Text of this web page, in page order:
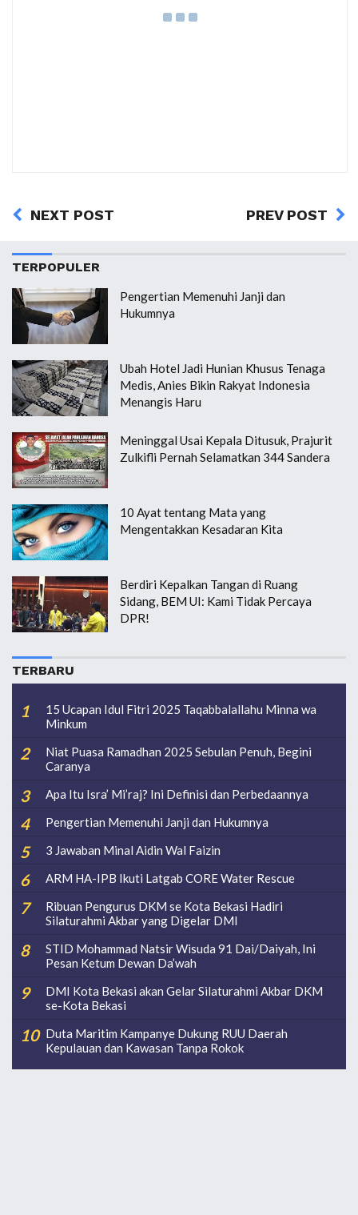
NEXT POST PREV POST
TERPOPULER
Pengertian Memenuhi Janji dan
Hukumnya
Ubah Hotel Jadi Hunian Khusus Tenaga
Medis, Anies Bikin Rakyat Indonesia
Menangis Haru
Meninggal Usai Kepala Ditusuk, Prajurit
Zulkifli Pernah Selamatkan 344 Sandera
10 Ayat tentang Mata yang
Mengentakkan Kesadaran Kita
Berdiri Kepalkan Tangan di Ruang
Sidang, BEM UI: Kami Tidak Percaya
DPR!
TERBARU
15 Ucapan Idul Fitri 2025 Taqabbalallahu Minna wa
Minkum
Niat Puasa Ramadhan 2025 Sebulan Penuh, Begini
Caranya
Apa Itu Isra’ Mi’raj? Ini Definisi dan Perbedaannya
Pengertian Memenuhi Janji dan Hukumnya
3 Jawaban Minal Aidin Wal Faizin
ARM HA-IPB Ikuti Latgab CORE Water Rescue
Ribuan Pengurus DKM se Kota Bekasi Hadiri
Silaturahmi Akbar yang Digelar DMI
STID Mohammad Natsir Wisuda 91 Dai/Daiyah, Ini
Pesan Ketum Dewan Da’wah
DMI Kota Bekasi akan Gelar Silaturahmi Akbar DKM
se-Kota Bekasi
Duta Maritim Kampanye Dukung RUU Daerah
Kepulauan dan Kawasan Tanpa Rokok